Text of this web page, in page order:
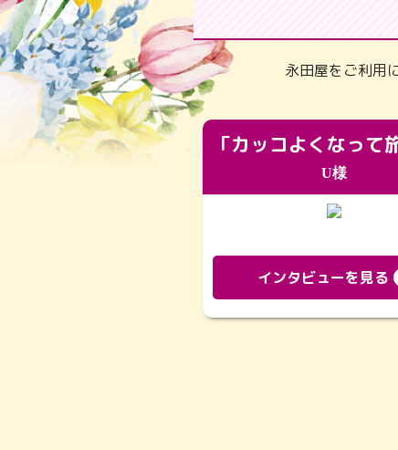
永田屋をご利用
U様
インタビューを見る